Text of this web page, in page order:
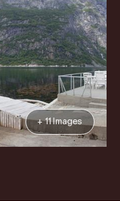
+ 11 Images